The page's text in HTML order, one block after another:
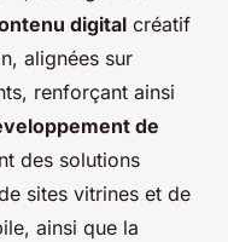
digital créatif
alignées sur
renforçant ainsi
de
des solutions
sites vitrines et de
ainsi que la